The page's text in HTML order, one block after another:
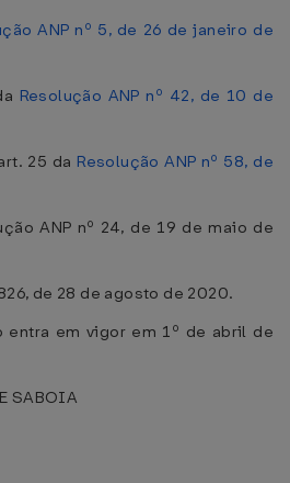
ANP nº 5, de 26 de janeiro de
Resolução ANP nº 42, de 10 de
25 da Resolução ANP nº 58, de
ANP nº 24, de 19 de maio de
de 28 de agosto de 2020.
entra em vigor em 1º de abril de
SABOIA